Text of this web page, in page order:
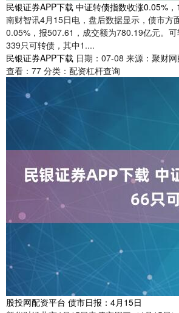
民银证券APP下载 中证转债指数收涨0.05%
南财智讯4月15日电，盘后数据显示，债市方
0.05%，报507.61，成交额为780.19亿元。
339只可转债，其中1....
民银证券APP下载 日期：07-08 来源：聚财
查看： 77 分类： 配资杠杆查询
股投网配资平台 债市日报：4月15日